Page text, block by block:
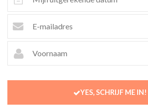
YES, SCHRIJF ME IN!